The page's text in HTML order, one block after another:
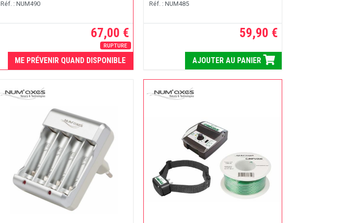
Réf. : NUM490
67,00 €
RUPTURE
ME PRÉVENIR QUAND DISPONIBLE
Réf. : NUM485
59,90 €
AJOUTER AU PANIER